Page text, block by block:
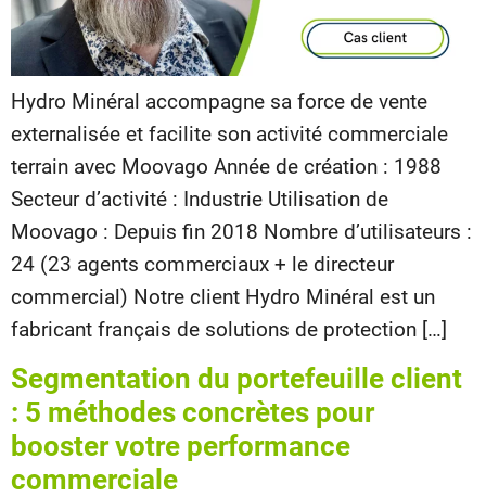
Hydro Minéral accompagne sa force de vente
externalisée et facilite son activité commerciale
terrain avec Moovago Année de création : 1988
Secteur d’activité : Industrie Utilisation de
Moovago : Depuis fin 2018 Nombre d’utilisateurs :
24 (23 agents commerciaux + le directeur
commercial) Notre client Hydro Minéral est un
fabricant français de solutions de protection […]
Segmentation du portefeuille client
: 5 méthodes concrètes pour
booster votre performance
commerciale